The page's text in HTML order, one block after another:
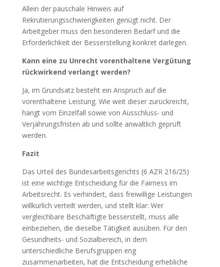
Allein der pauschale Hinweis auf
Rekrutierungsschwierigkeiten genügt nicht. Der
Arbeitgeber muss den besonderen Bedarf und die
Erforderlichkeit der Besserstellung konkret darlegen.
Kann eine zu Unrecht vorenthaltene Vergütung
rückwirkend verlangt werden?
Ja, im Grundsatz besteht ein Anspruch auf die
vorenthaltene Leistung. Wie weit dieser zurückreicht,
hängt vom Einzelfall sowie von Ausschluss- und
Verjährungsfristen ab und sollte anwaltlich geprüft
werden.
Fazit
Das Urteil des Bundesarbeitsgerichts (6 AZR 216/25)
ist eine wichtige Entscheidung für die Fairness im
Arbeitsrecht. Es verhindert, dass freiwillige Leistungen
willkürlich verteilt werden, und stellt klar: Wer
vergleichbare Beschäftigte besserstellt, muss alle
einbeziehen, die dieselbe Tätigkeit ausüben. Für den
Gesundheits- und Sozialbereich, in dem
unterschiedliche Berufsgruppen eng
zusammenarbeiten, hat die Entscheidung erhebliche